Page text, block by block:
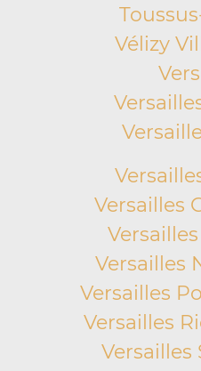
Vélizy
Versailles
Versailles
Versailles
Versailles
Versailles